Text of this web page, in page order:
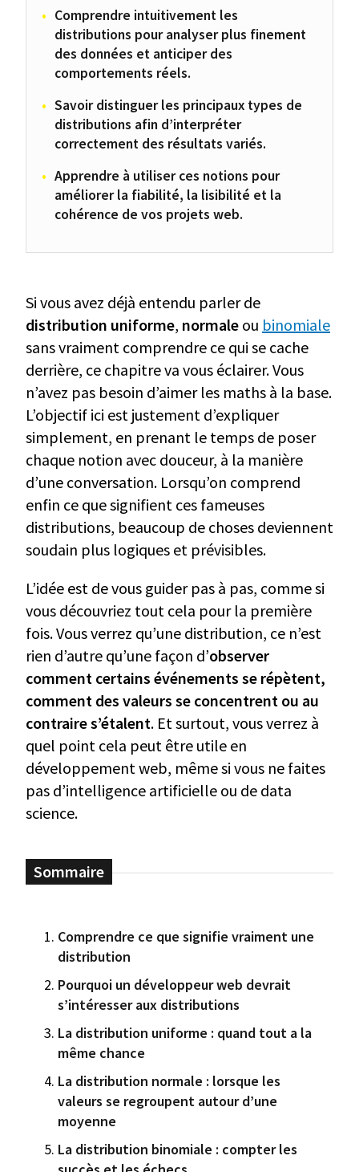
Comprendre intuitivement les
distributions pour analyser plus finement
des données et anticiper des
comportements réels.
Savoir distinguer les principaux types de
distributions afin d’interpréter
correctement des résultats variés.
Apprendre à utiliser ces notions pour
améliorer la fiabilité, la lisibilité et la
cohérence de vos projets web.
Si vous avez déjà entendu parler de
distribution uniforme, normale ou binomiale
sans vraiment comprendre ce qui se cache
derrière, ce chapitre va vous éclairer. Vous
n’avez pas besoin d’aimer les maths à la base.
L’objectif ici est justement d’expliquer
simplement, en prenant le temps de poser
chaque notion avec douceur, à la manière
d’une conversation. Lorsqu’on comprend
enfin ce que signifient ces fameuses
distributions, beaucoup de choses deviennent
soudain plus logiques et prévisibles.
L’idée est de vous guider pas à pas, comme si
vous découvriez tout cela pour la première
fois. Vous verrez qu’une distribution, ce n’est
rien d’autre qu’une façon d’observer
comment certains événements se répètent,
comment des valeurs se concentrent ou au
contraire s’étalent. Et surtout, vous verrez à
quel point cela peut être utile en
développement web, même si vous ne faites
pas d’intelligence artificielle ou de data
science.
Comprendre ce que signifie vraiment une
distribution
Pourquoi un développeur web devrait
s’intéresser aux distributions
La distribution uniforme : quand tout a la
même chance
La distribution normale : lorsque les
valeurs se regroupent autour d’une
moyenne
La distribution binomiale : compter les